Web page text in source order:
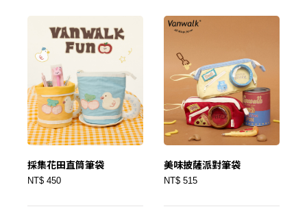
採集花田直筒筆袋
NT$ 450
美味披薩派對筆袋
NT$ 515